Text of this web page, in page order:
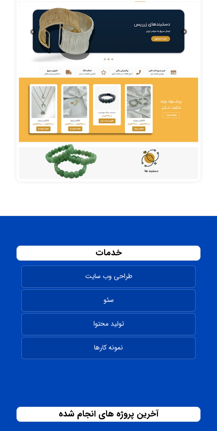
خدمات
طراحی وب سایت
سئو
تولید محتوا
نمونه کارها
آخرین پروژه های انجام شده